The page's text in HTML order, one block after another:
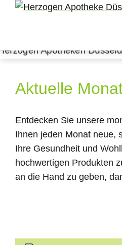
Aktuelle
Entdecken Sie unsere
Ihnen jeden Monat neue,
Ihre Gesundheit und
hochwertigen Produkten
an die Hand zu geben,